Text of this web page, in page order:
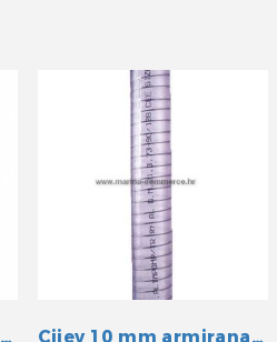
Cijev 12 mm prozirna PVC Cijev 10 mm armirana žicom